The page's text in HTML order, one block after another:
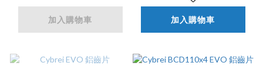
加入購物車 加入購物車